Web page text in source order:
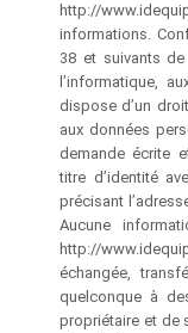
http://
informations.
38 et suivants
l’informatique,
dispose d’un
aux données
demande écrite
titre d’identité
précisant
Aucune
http://
échangée,
quelconque à
propriétaire et de